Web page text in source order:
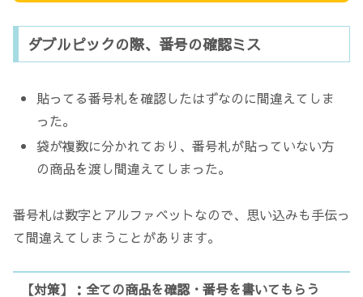
ダブルピックの際、番号の確認ミス
貼ってる番号札を確認したはずなのに間違えてしま
った。
袋が複数に分かれており、番号札が貼っていない方
の商品を渡し間違えてしまった。
番号札は数字とアルファベットなので、思い込みも手伝っ
て間違えてしまうことがあります。
【対策】：全ての商品を確認・番号を書いてもらう